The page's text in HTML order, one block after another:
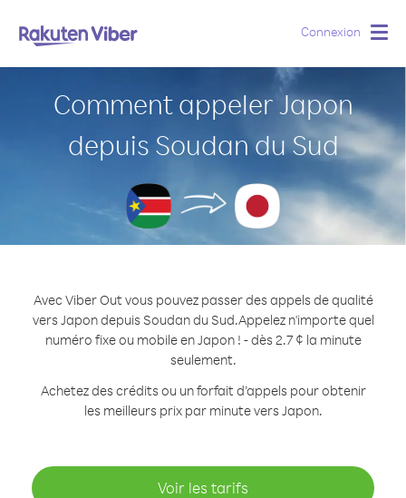
Connexion
Comment appeler Japon
depuis Soudan du Sud
Avec Viber Out vous pouvez passer des appels de qualité
vers Japon depuis Soudan du Sud.Appelez n'importe quel
numéro fixe ou mobile en Japon ! - dès 2.7 ¢ la minute
seulement.
Achetez des crédits ou un forfait d’appels pour obtenir
les meilleurs prix par minute vers Japon.
Voir les tarifs